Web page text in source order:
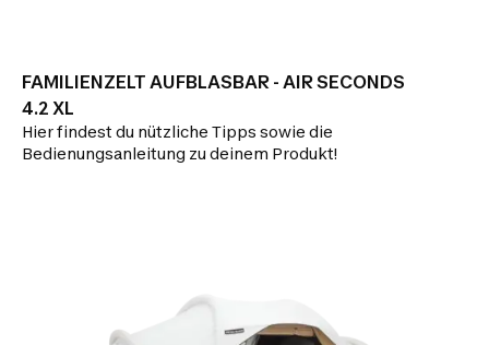
FAMILIENZELT AUFBLASBAR - AIR SECONDS
4.2 XL
Hier findest du nützliche Tipps sowie die
Bedienungsanleitung zu deinem Produkt!